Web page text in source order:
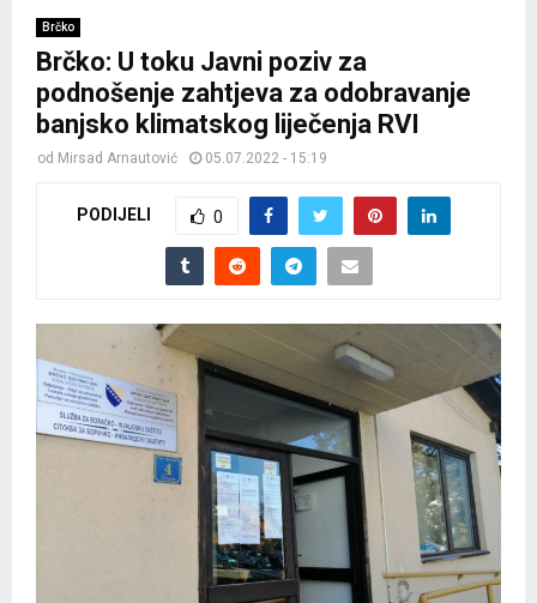
Brčko
Brčko: U toku Javni poziv za
podnošenje zahtjeva za odobravanje
banjsko klimatskog liječenja RVI
od Mirsad Arnautović 05.07.2022 - 15:19
PODIJELI 0